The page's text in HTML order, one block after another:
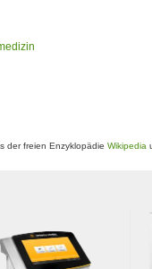
der freien Enzyklopädie Wikipedia